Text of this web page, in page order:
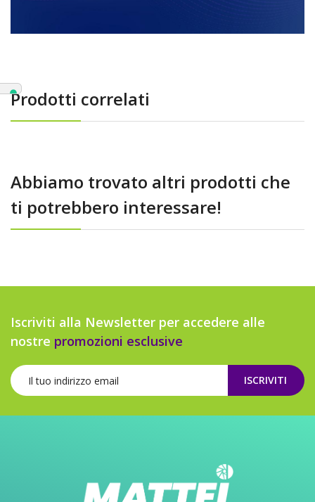
Prodotti correlati
Abbiamo trovato altri prodotti che
ti potrebbero interessare!
Iscriviti alla Newsletter per accedere alle
nostre promozioni esclusive
ISCRIVITI